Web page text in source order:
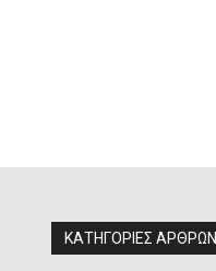
ΚΑΤΗΓΟΡΙΕΣ ΑΡΘΡΩΝ